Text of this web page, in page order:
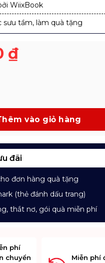
WiixBook
sưu tầm, làm quà tặng
₫
vào giỏ hàng
đãi
đơn hàng quà tặng
(thẻ đánh dấu trang)
thắt nơ, gói quà miễn phí
phí
chuyển
Miễn phí